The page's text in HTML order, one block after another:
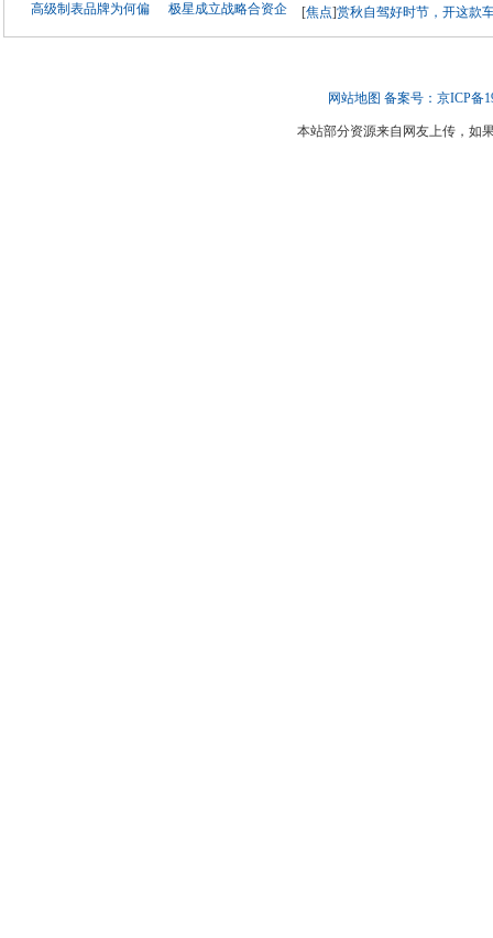
高级制表品牌为何偏 极星成立战略合资企
[焦点]赏秋自驾好时节，开这款
网站地图 备案号：京ICP备
本站部分资源来自网友上传，如